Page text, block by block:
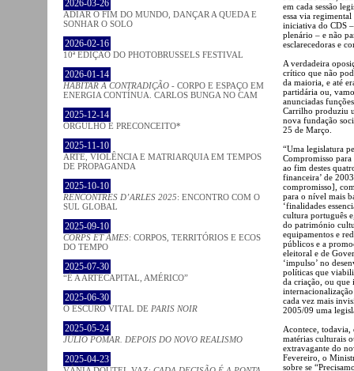
2026-03-26
ADIAR O FIM DO MUNDO, DANÇAR A QUEDA E
SONHAR O SOLO
2026-02-16
10ª EDIÇÃO DO PHOTOBRUSSELS FESTIVAL
2026-01-14
HABITAR A CONTRADIÇÃO - CORPO E ESPAÇO EM
ENERGIA CONTÍNUA. CARLOS BUNGA NO CAM
2025-12-14
ORGULHO E PRECONCEITO*
2025-11-10
ARTE, VIOLÊNCIA E MATRIARQUIA EM TEMPOS
DE PROPAGANDA
2025-10-10
RENCONTRES D’ARLES 2025: ENCONTRO COM O
SUL GLOBAL
2025-09-10
CORPS ET ÂMES: CORPOS, TERRITÓRIOS E ECOS
DO TEMPO
2025-07-30
“É A ARTECAPITAL, AMÉRICO”
2025-06-30
O ESCURO VITAL DE PARIS NOIR
2025-05-24
JÚLIO POMAR. DEPOIS DO NOVO REALISMO
2025-04-23
em cada sessão
essa via
iniciativa do CDS
plenário – e não
esclarecedoras e
A verdadeira
crítico que não
da maioria, e até
partidária ou,
anunciadas
Carrilho produziu
nova fundação
25 de Março.
“Uma legislatura
Compromisso
ao fim destes
financeira’ de
compromisso],
para o nível mais
‘finalidades
cultura português
do património
equipamentos e
públicos e a
eleitoral e de
‘impulso’ no
políticas que
da criação, ou que
cada vez mais
2005/09 uma
Acontece, todavia,
matérias culturais
extravagante do
Fevereiro, o
sobre se